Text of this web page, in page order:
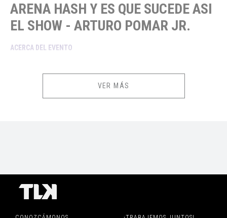
ARENA HASH Y ES QUE SUCEDE ASI
EL SHOW - ARTURO POMAR JR.
ACERCA DEL EVENTO
Con una mezcla irresistible de nostalgia, música en vivo y buen humor,
Arturo Pomar Jr., el carismático exbaterista de Arena Hash, regresa a
los escenarios limeños para presentar su nuevo espectáculo “ARENA
CONADIS: De acuerdo a lo establecido por la Ley General de la Persona
con Discapacidad, el descuento podrá ser adquirido por los registrados
VER MÁS